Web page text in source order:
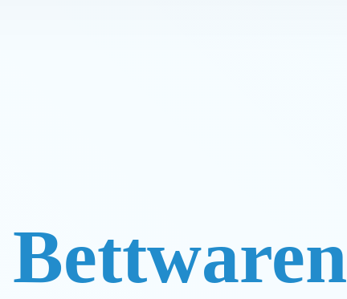
Bettwaren